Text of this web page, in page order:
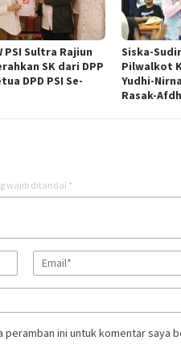
PSI Sultra Rajiun
SK dari DPP
DPD PSI Se-
Siska-
Pilwalkot
Yudhi-
Rasak-
wajib ditandai *
peramban ini untuk komentar saya